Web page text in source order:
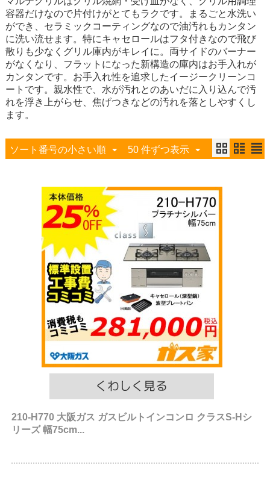
容器だけなので片付けがとてもラクです。まるごと水洗い
ができ、セラミックコーティングなので油汚れもカンタン
に洗い流せます。特にキャセロールはフタ付きなので飛び
散りも少なくグリル庫内がキレイに。両サイドのバーナー
がなくなり、フラットになった新構造の庫内はお手入れが
カンタンです。お手入れ性を追求したイージークリーンコ
ートです。親水性で、水が汚れとのあいだに入り込んで汚
れを浮き上がらせ、焦げつきなどの汚れを落としやすくし
ます。
ソート番号の小さい順 50 件ずつ表示
210-H770 大阪ガス ガスビルトインコンロ クラスS-Hシ
リーズ 幅75cm...